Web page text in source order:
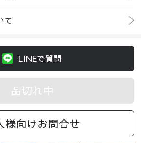
て
LINEで質問
品切れ中
様向けお問合せ